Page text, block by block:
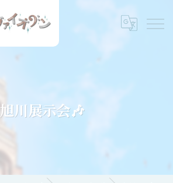
旭川展示会🎶